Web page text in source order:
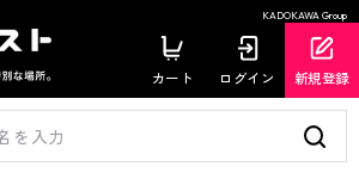
KADOKAWA Group
カート ログイン 新規登録